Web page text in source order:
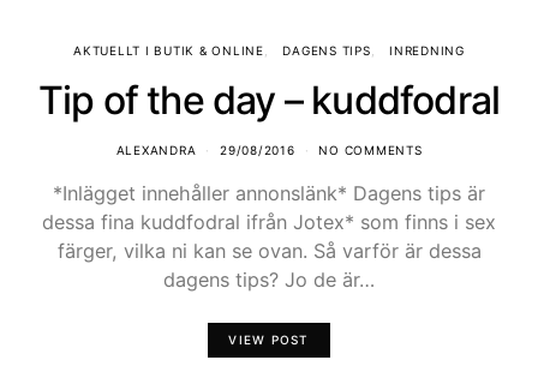
AKTUELLT I BUTIK & ONLINE DAGENS TIPS INREDNING
Tip of the day – kuddfodral
ALEXANDRA 29/08/2016 NO COMMENTS
*Inlägget innehåller annonslänk* Dagens tips är
dessa fina kuddfodral ifrån Jotex* som finns i sex
färger, vilka ni kan se ovan. Så varför är dessa
dagens tips? Jo de är…
VIEW POST